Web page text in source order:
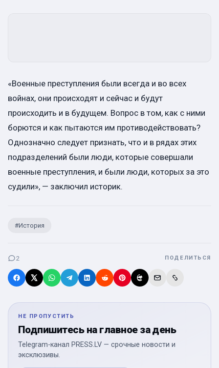
«Военные преступления были всегда и во всех
войнах, они происходят и сейчас и будут
происходить и в будущем. Вопрос в том, как с ними
борются и как пытаются им противодействовать?
Однозначно следует признать, что и в рядах этих
подразделений были люди, которые совершали
военные преступления, и были люди, которых за это
судили», — заключил историк.
#История
2 ПОДЕЛИТЬСЯ
НЕ ПРОПУСТИТЬ
Подпишитесь на главное за день
Telegram-канал PRESS.LV — срочные новости и
эксклюзивы.